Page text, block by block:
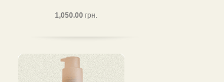
1,050.00 грн.